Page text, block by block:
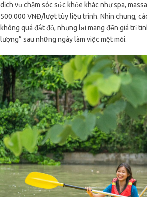
dịch vụ chăm sóc sức khỏe khác như spa,
500.000 VNĐ/lượt tùy liệu trình. Nhìn chung,
không quá đắt đỏ, nhưng lại mang đến giá trị
lượng” sau những ngày làm việc mệt mỏi.